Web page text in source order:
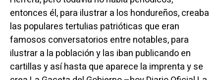
entonces él, para ilustrar a los hondureños, creaba
las populares tertulias patrióticas que eran
famosos conversatorios entre notables, para
ilustrar a la población y las iban publicando en
cartillas y así hasta que aparece la imprenta y se